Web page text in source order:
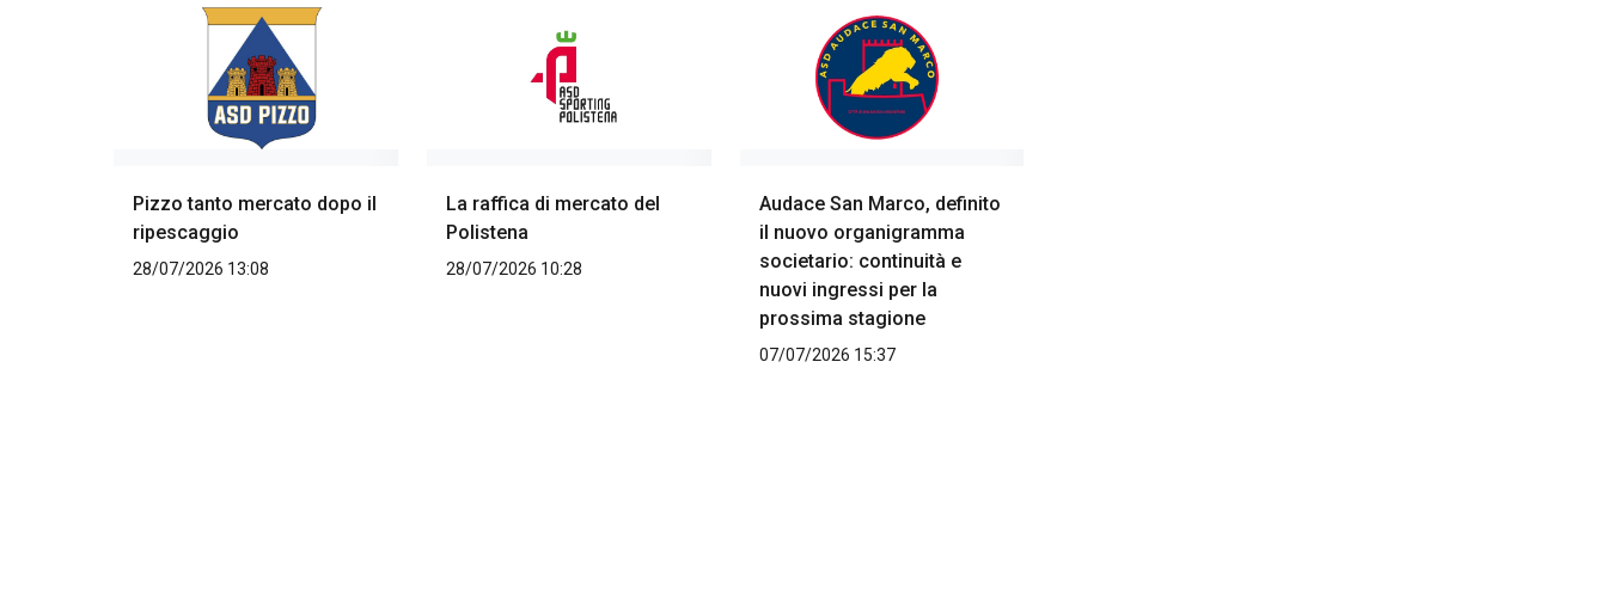
Pizzo tanto mercato dopo il
ripescaggio
28/07/2026 13:08
La raffica di mercato del
Polistena
28/07/2026 10:28
Audace San Marco, definito
il nuovo organigramma
societario: continuità e
nuovi ingressi per la
prossima stagione
07/07/2026 15:37